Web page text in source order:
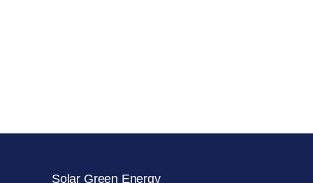
Solar Green Energy